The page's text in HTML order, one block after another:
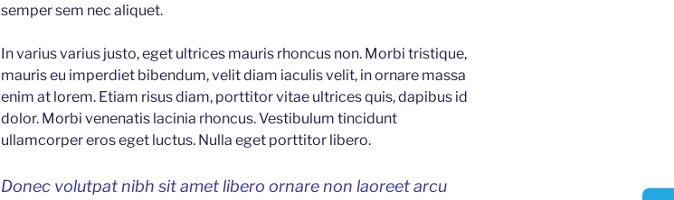
semper sem nec aliquet.
In varius varius justo, eget ultrices mauris rhoncus non. Morbi tristique,
mauris eu imperdiet bibendum, velit diam iaculis velit, in ornare massa
enim at lorem. Etiam risus diam, porttitor vitae ultrices quis, dapibus id
dolor. Morbi venenatis lacinia rhoncus. Vestibulum tincidunt
ullamcorper eros eget luctus. Nulla eget porttitor libero.
Donec volutpat nibh sit amet libero ornare non laoreet arcu